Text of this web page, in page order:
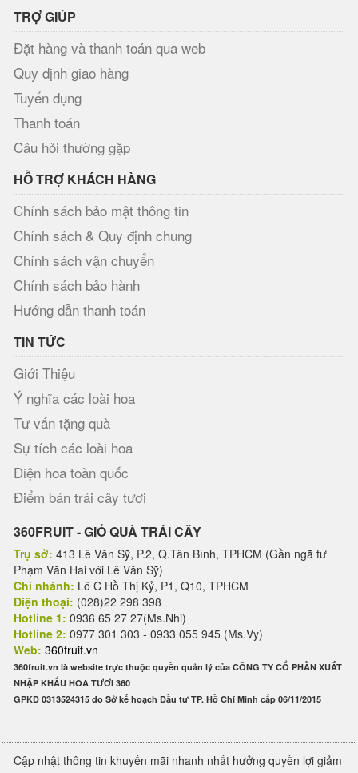
TRỢ GIÚP
Đặt hàng và thanh toán qua web
Quy định giao hàng
Tuyển dụng
Thanh toán
Câu hỏi thường gặp
HỖ TRỢ KHÁCH HÀNG
Chính sách bảo mật thông tin
Chính sách & Quy định chung
Chính sách vận chuyển
Chính sách bảo hành
Hướng dẫn thanh toán
TIN TỨC
Giới Thiệu
Ý nghĩa các loài hoa
Tư vấn tặng quà
Sự tích các loài hoa
Điện hoa toàn quốc
Điểm bán trái cây tươi
360FRUIT - GIỎ QUÀ TRÁI CÂY
Trụ sở: 413 Lê Văn Sỹ, P.2, Q.Tân Bình, TPHCM (Gần ngã tư
Phạm Văn Hai với Lê Văn Sỹ)
Chi nhánh: Lô C Hồ Thị Kỷ, P1, Q10, TPHCM
Điện thoại: (028)22 298 398
Hotline 1: 0936 65 27 27(Ms.Nhi)
Hotline 2: 0977 301 303 - 0933 055 945 (Ms.Vy)
Web: 360fruit.vn
360fruit.vn là website trực thuộc quyền quản lý của CÔNG TY CỔ PHẦN XUẤT
NHẬP KHẨU HOA TƯƠI 360
GPKD 0313524315 do Sở kế hoạch Đầu tư TP. Hồ Chí Minh cấp 06/11/2015
Cập nhật thông tin khuyến mãi nhanh nhất hưởng quyền lợi giảm